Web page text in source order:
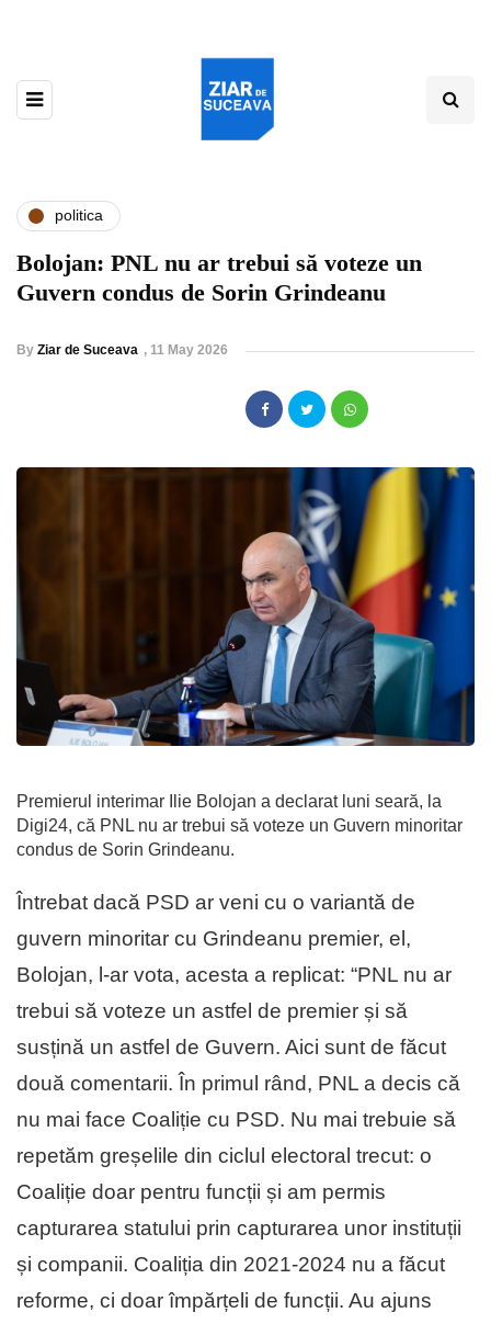
politica
Bolojan: PNL nu ar trebui să voteze un
Guvern condus de Sorin Grindeanu
By Ziar de Suceava , 11 May 2026
Premierul interimar Ilie Bolojan a declarat luni seară, la
Digi24, că PNL nu ar trebui să voteze un Guvern minoritar
condus de Sorin Grindeanu.
Întrebat dacă PSD ar veni cu o variantă de
guvern minoritar cu Grindeanu premier, el,
Bolojan, l-ar vota, acesta a replicat: “PNL nu ar
trebui să voteze un astfel de premier și să
susțină un astfel de Guvern. Aici sunt de făcut
două comentarii. În primul rând, PNL a decis că
nu mai face Coaliție cu PSD. Nu mai trebuie să
repetăm greșelile din ciclul electoral trecut: o
Coaliție doar pentru funcții și am permis
capturarea statului prin capturarea unor instituții
și companii. Coaliția din 2021-2024 nu a făcut
reforme, ci doar împărțeli de funcții. Au ajuns